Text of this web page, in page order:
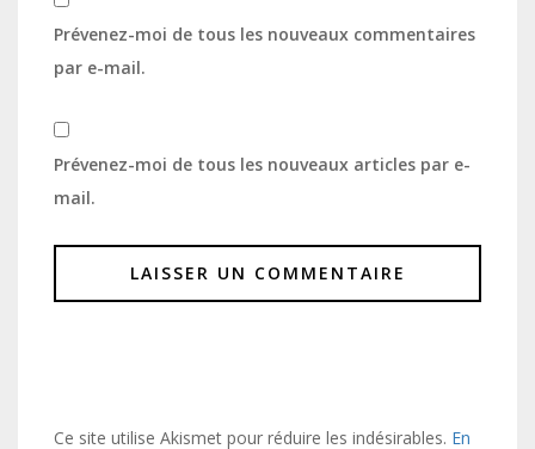
Prévenez-moi de tous les nouveaux commentaires
par e-mail.
Prévenez-moi de tous les nouveaux articles par e-
mail.
Ce site utilise Akismet pour réduire les indésirables. En